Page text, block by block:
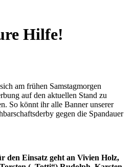
Hilfe!
am frühen Samstagmorgen
auf den aktuellen Stand zu
So könnt ihr alle Banner unserer
gegen die Spandauer
den Einsatz geht an Vivien Holz,